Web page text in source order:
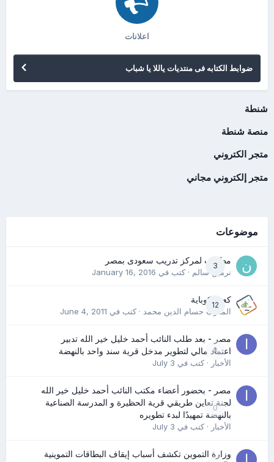
اعلانات
ضوابط الكتابه فى منتديات ياللا يا شباب
شنطة
منصة شنطة
متجر الكتروني
متجر إلكتروني مجاني
موضوعات
3
مطلوب لمركز تدريب سعودى بمصر
نرمين سالم· كتب في January 16, 2016
12
كعب كوباية
المدرب حسام الدين محمد· كتب في June 4, 2011
0
مصر - بعد طلب النائب أحمد خليل خير الله تدبير
اعتماد مالي لتطوير مدخل قرية سند واحد بالنهضة
الأخبار· كتب في July 3
0
مصر - بحضور أعضاء مكتب النائب أحمد خليل خير الله
لجنة تعاين طريقي قرية الحظيرة و المدرسة الصناعية
بالنهضة تمهيدًا لبدء تطويره
الأخبار· كتب في July 3
وزارة التموين تكشف أسباب إيقاف البطاقات التموينية